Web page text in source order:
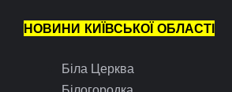
НОВИНИ КИЇВСЬКОЇ ОБЛАСТІ
Біла Церква